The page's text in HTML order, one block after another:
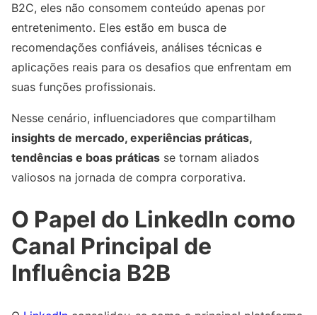
B2C, eles não consomem conteúdo apenas por
entretenimento. Eles estão em busca de
recomendações confiáveis, análises técnicas e
aplicações reais para os desafios que enfrentam em
suas funções profissionais.
Nesse cenário, influenciadores que compartilham
insights de mercado, experiências práticas,
tendências e boas práticas se tornam aliados
valiosos na jornada de compra corporativa.
O Papel do LinkedIn como
Canal Principal de
Influência B2B